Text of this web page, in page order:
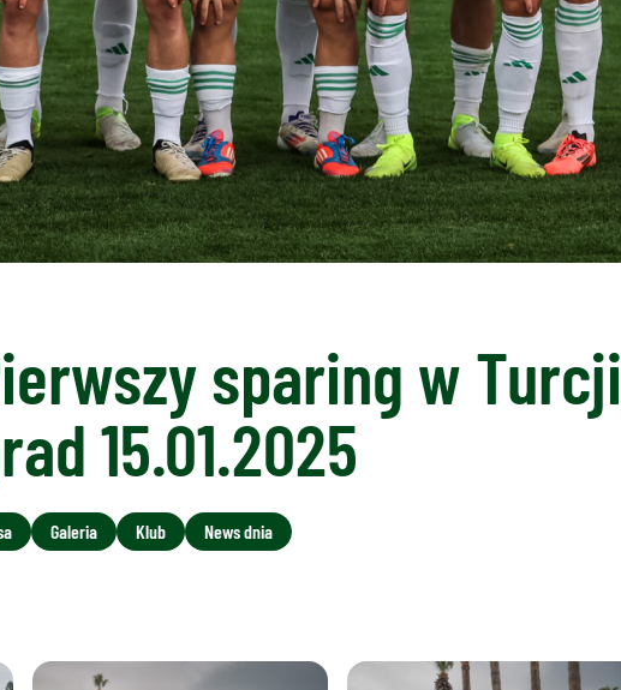
sparing w Turcji
15.01.2025
Galeria Klub News dnia